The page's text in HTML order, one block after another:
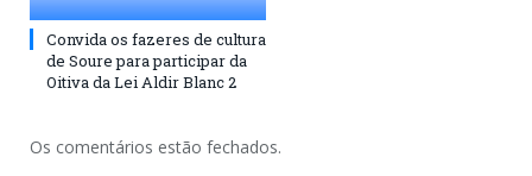
Convida os fazeres de cultura
de Soure para participar da
Oitiva da Lei Aldir Blanc 2
Os comentários estão fechados.